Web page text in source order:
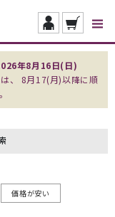
年8月16日(日)
、 8月17(月)以降に順
価格が安い